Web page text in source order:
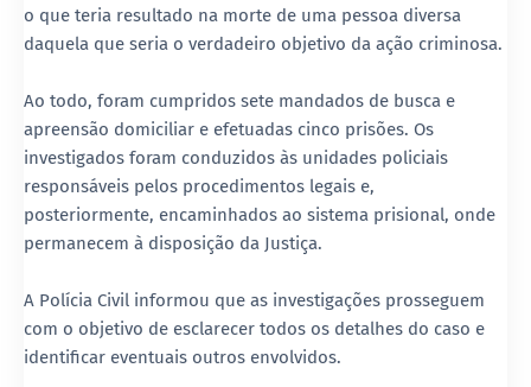
o que teria resultado na morte de uma pessoa diversa
daquela que seria o verdadeiro objetivo da ação criminosa.
Ao todo, foram cumpridos sete mandados de busca e
apreensão domiciliar e efetuadas cinco prisões. Os
investigados foram conduzidos às unidades policiais
responsáveis pelos procedimentos legais e,
posteriormente, encaminhados ao sistema prisional, onde
permanecem à disposição da Justiça.
A Polícia Civil informou que as investigações prosseguem
com o objetivo de esclarecer todos os detalhes do caso e
identificar eventuais outros envolvidos.